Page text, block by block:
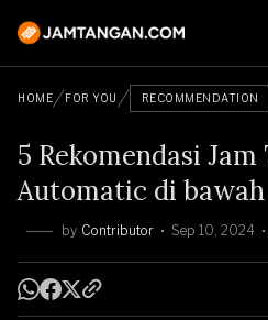
HOME FOR YOU RECOMMENDATION
5 Rekomendasi Jam
Automatic di
by Contributor Sep 10, 2024